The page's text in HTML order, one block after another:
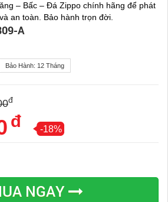
– Bấc – Đá Zippo chính hãng để phát
an toàn. Bảo hành trọn đời.
A
Bảo Hành: 12 Tháng
đ
đ -18%
NGAY